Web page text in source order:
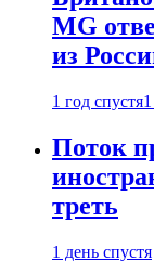
MG
из
1 год спустя
Поток
треть
1 день спустя